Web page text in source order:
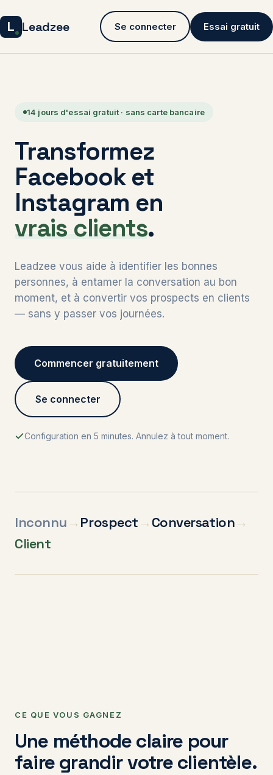
L Leadzee Se connecter Essai gratuit
14 jours d'essai gratuit · sans carte bancaire
Transformez
Facebook et
Instagram en
vrais clients.
Leadzee vous aide à identifier les bonnes
personnes, à entamer la conversation au bon
moment, et à convertir vos prospects en clients
— sans y passer vos journées.
Commencer gratuitement
Se connecter
Configuration en 5 minutes. Annulez à tout moment.
Inconnu→ Prospect→ Conversation→
Client
CE QUE VOUS GAGNEZ
Une méthode claire pour
faire grandir votre clientèle.